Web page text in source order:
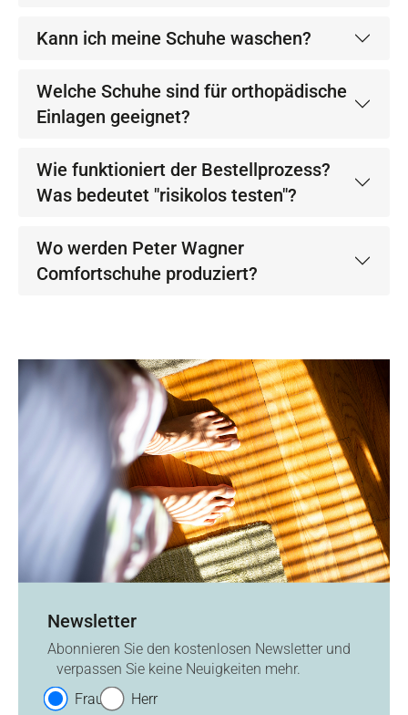
Kann ich meine Schuhe waschen?
Welche Schuhe sind für orthopädische
Einlagen geeignet?
Wie funktioniert der Bestellprozess?
Was bedeutet "risikolos testen"?
Wo werden Peter Wagner
Comfortschuhe produziert?
Newsletter
Abonnieren Sie den kostenlosen Newsletter und
verpassen Sie keine Neuigkeiten mehr.
Frau
Herr